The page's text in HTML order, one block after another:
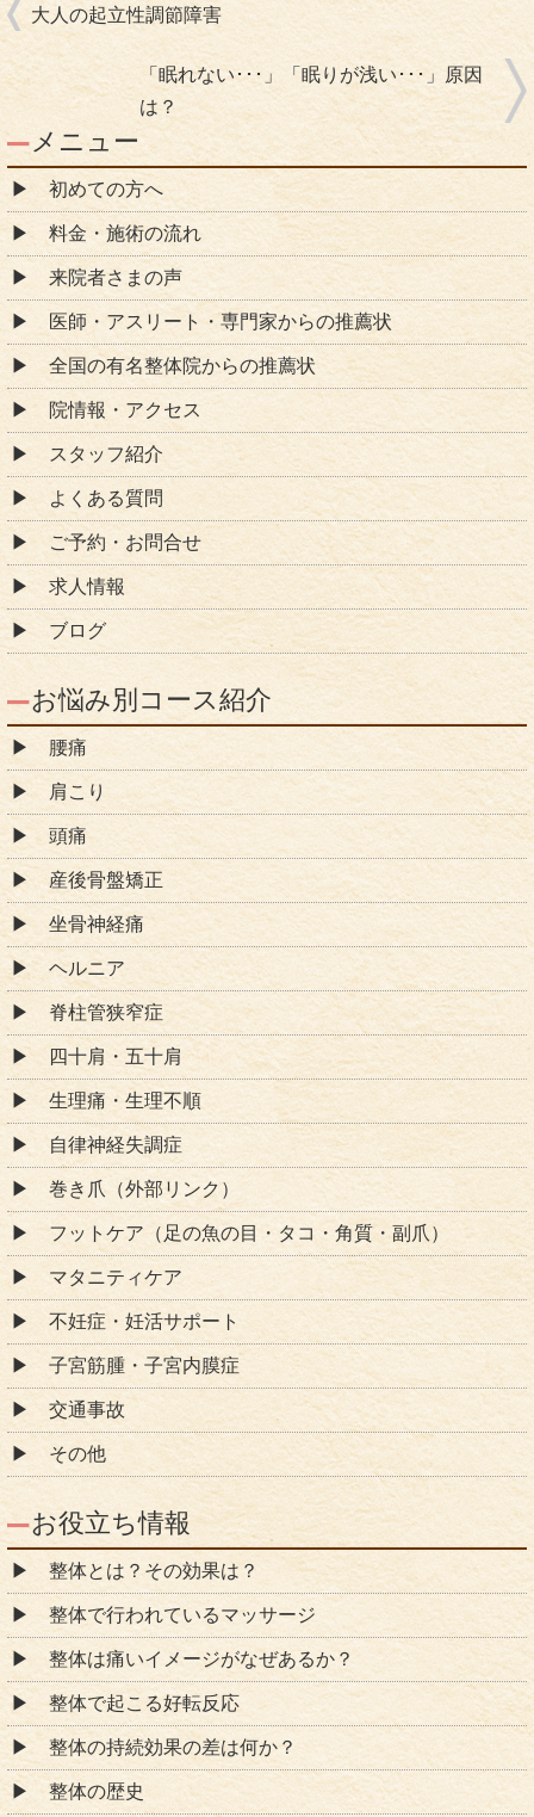
大人の起立性調節障害
「眠れない･･･」「眠りが浅い･･･」原因
は？
メニュー
初めての方へ
料金・施術の流れ
来院者さまの声
医師・アスリート・専門家からの推薦状
全国の有名整体院からの推薦状
院情報・アクセス
スタッフ紹介
よくある質問
ご予約・お問合せ
求人情報
ブログ
お悩み別コース紹介
腰痛
肩こり
頭痛
産後骨盤矯正
坐骨神経痛
ヘルニア
脊柱管狭窄症
四十肩・五十肩
生理痛・生理不順
自律神経失調症
巻き爪（外部リンク）
フットケア（足の魚の目・タコ・角質・副爪）
マタニティケア
不妊症・妊活サポート
子宮筋腫・子宮内膜症
交通事故
その他
お役立ち情報
整体とは？その効果は？
整体で行われているマッサージ
整体は痛いイメージがなぜあるか？
整体で起こる好転反応
整体の持続効果の差は何か？
整体の歴史